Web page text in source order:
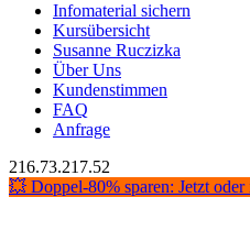
Infomaterial sichern
Kursübersicht
Susanne Ruczizka
Über Uns
Kundenstimmen
FAQ
Anfrage
216.73.217.52
💥 Doppel-80% sparen: Jetzt oder